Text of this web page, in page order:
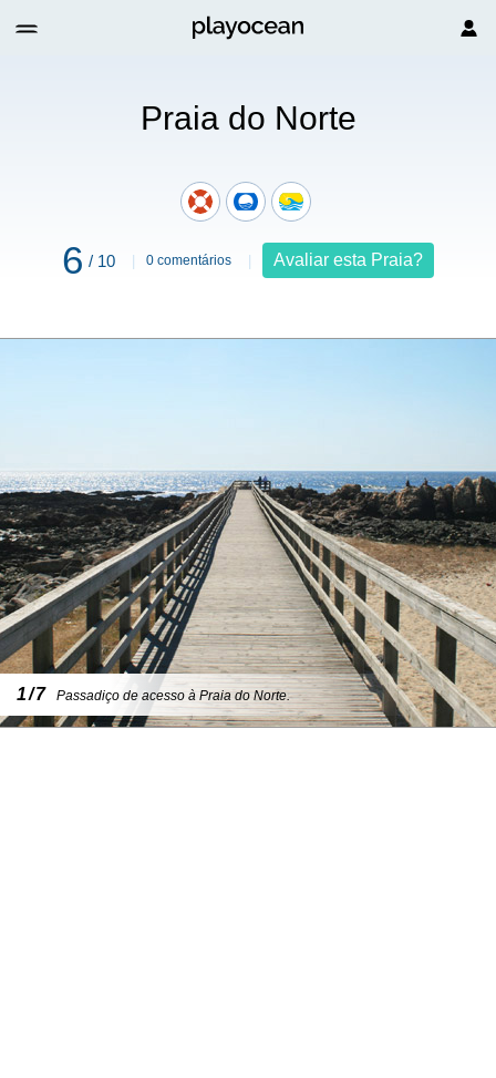
Praia do Norte
6 / 10 0 comentários Avaliar esta Praia?
1/7 Passadiço de acesso à Praia do Norte.